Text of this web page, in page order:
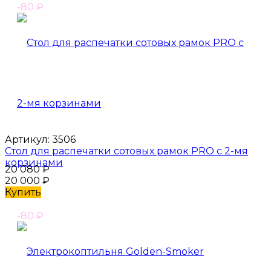
-80 ₽
Артикул: 3506
Стол для распечатки сотовых рамок PRO с 2-мя
корзинами
20 080₽
20 000 ₽
Купить
-80 ₽